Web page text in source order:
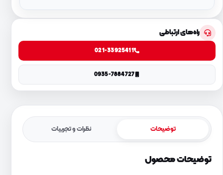
راه‌های ارتباطی
021-33925411
0935-7884727
توضیحات نظرات و تجربیات
توضیحات محصول